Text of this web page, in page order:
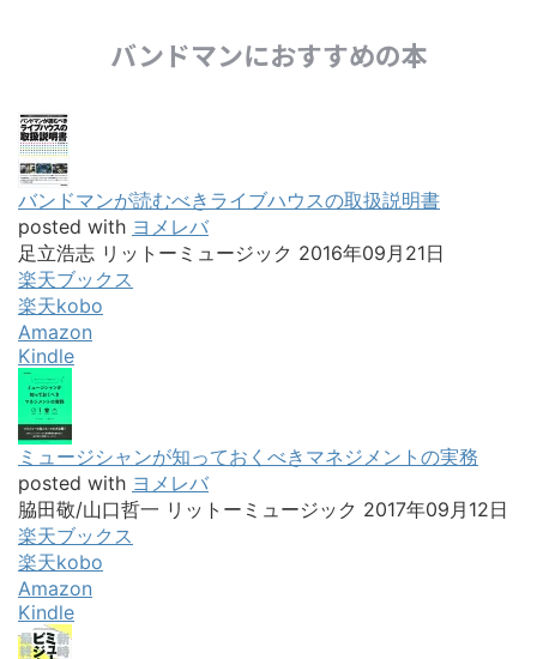
バンドマンにおすすめの本
バンドマンが読むべきライブハウスの取扱説明書
posted with ヨメレバ
足立浩志 リットーミュージック 2016年09月21日
楽天ブックス
楽天kobo
Amazon
Kindle
ミュージシャンが知っておくべきマネジメントの実務
posted with ヨメレバ
脇田敬/山口哲一 リットーミュージック 2017年09月12日
楽天ブックス
楽天kobo
Amazon
Kindle